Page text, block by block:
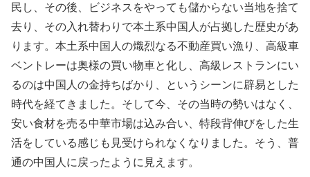
民し、その後、ビジネスをやっても儲からない当地を捨て
去り、その入れ替わりで本土系中国人が占拠した歴史があ
ります。本土系中国人の熾烈なる不動産買い漁り、高級車
ベントレーは奥様の買い物車と化し、高級レストランにい
るのは中国人の金持ちばかり、というシーンに辟易とした
時代を経てきました。そして今、その当時の勢いはなく、
安い食材を売る中華市場は込み合い、特段背伸びをした生
活をしている感じも見受けられなくなりました。そう、普
通の中国人に戻ったように見えます。